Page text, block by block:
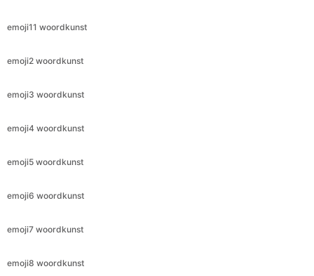
emoji11 woordkunst
emoji2 woordkunst
emoji3 woordkunst
emoji4 woordkunst
emoji5 woordkunst
emoji6 woordkunst
emoji7 woordkunst
emoji8 woordkunst